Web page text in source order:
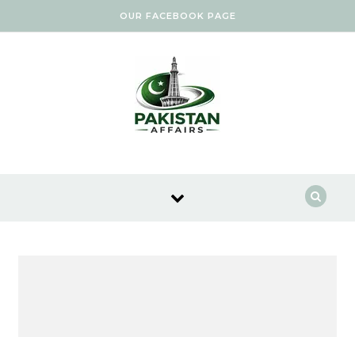
OUR FACEBOOK PAGE